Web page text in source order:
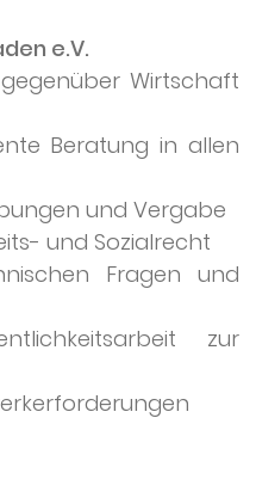
e.V.
Wirtschaft
Beratung in allen
und Vergabe
und Sozialrecht
Fragen und
zur